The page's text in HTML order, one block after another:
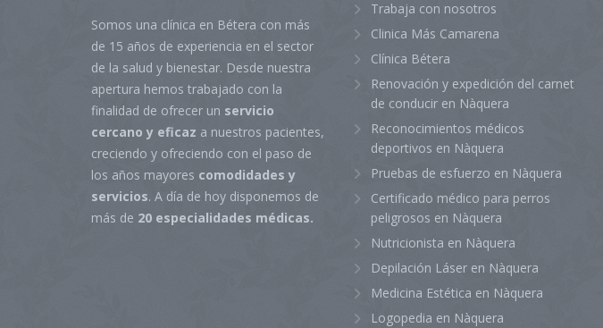
Somos una clínica en Bétera con más
de 15 años de experiencia en el sector
de la salud y bienestar. Desde nuestra
apertura hemos trabajado con la
finalidad de ofrecer un servicio
cercano y eficaz a nuestros pacientes,
creciendo y ofreciendo con el paso de
los años mayores comodidades y
servicios. A día de hoy disponemos de
más de 20 especialidades médicas.
Trabaja con nosotros
Clinica Más Camarena
Clínica Bétera
Renovación y expedición del carnet
de conducir en Nàquera
Reconocimientos médicos
deportivos en Nàquera
Pruebas de esfuerzo en Nàquera
Certificado médico para perros
peligrosos en Nàquera
Nutricionista en Nàquera
Depilación Láser en Nàquera
Medicina Estética en Nàquera
Logopedia en Nàquera